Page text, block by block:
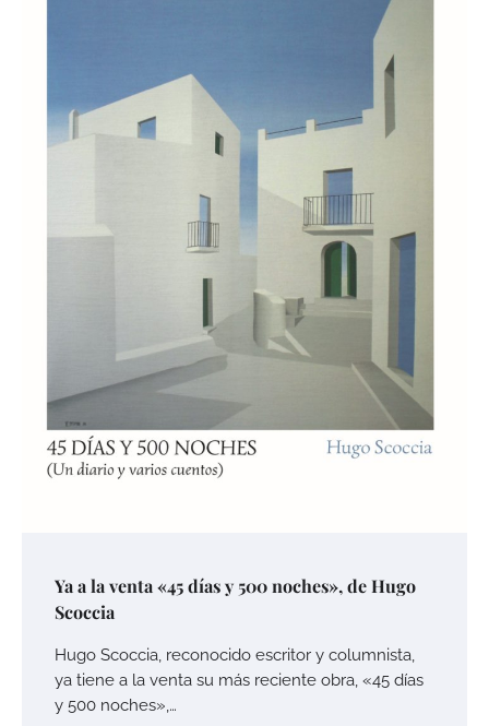
Ya a la venta «45 días y 500 noches», de Hugo
Scoccia
Hugo Scoccia, reconocido escritor y columnista,
ya tiene a la venta su más reciente obra, «45 días
y 500 noches»,…